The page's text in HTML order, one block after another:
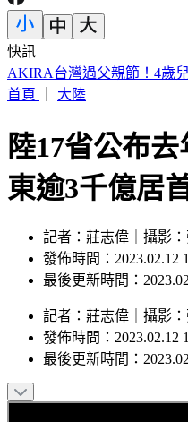
快訊
白海豚「影響最劇」時間到
末
陸17省公布
東逾3千億居
記者：莊志偉｜攝影：
發佈時間：2023.02.12
記者：莊志偉｜攝影 ：
發佈時間：2023.02.12